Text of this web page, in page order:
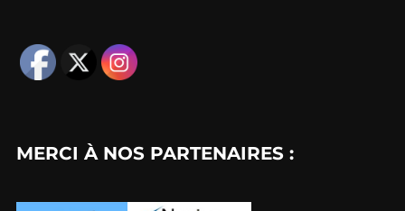
MERCI À NOS PARTENAIRES :